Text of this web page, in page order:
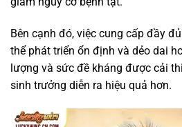
Bên cạnh đó, việc cung cấp đầy
thể phát triển ổn định và dẻo dai
lượng và sức đề kháng được cải
sinh trưởng diễn ra hiệu quả hơn.